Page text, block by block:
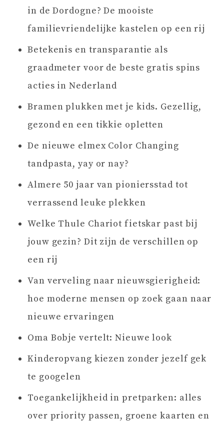
in de Dordogne? De mooiste
familievriendelijke kastelen op een rij
Betekenis en transparantie als
graadmeter voor de beste gratis spins
acties in Nederland
Bramen plukken met je kids. Gezellig,
gezond en een tikkie opletten
De nieuwe elmex Color Changing
tandpasta, yay or nay?
Almere 50 jaar van pioniersstad tot
verrassend leuke plekken
Welke Thule Chariot fietskar past bij
jouw gezin? Dit zijn de verschillen op
een rij
Van verveling naar nieuwsgierigheid:
hoe moderne mensen op zoek gaan naar
nieuwe ervaringen
Oma Bobje vertelt: Nieuwe look
Kinderopvang kiezen zonder jezelf gek
te googelen
Toegankelijkheid in pretparken: alles
over priority passen, groene kaarten en